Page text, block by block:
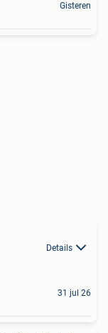
Gisteren
Details
31 jul 26